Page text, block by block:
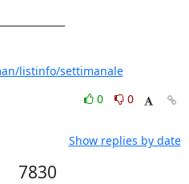
listinfo/settimanale
0
0
Show replies by date
7830